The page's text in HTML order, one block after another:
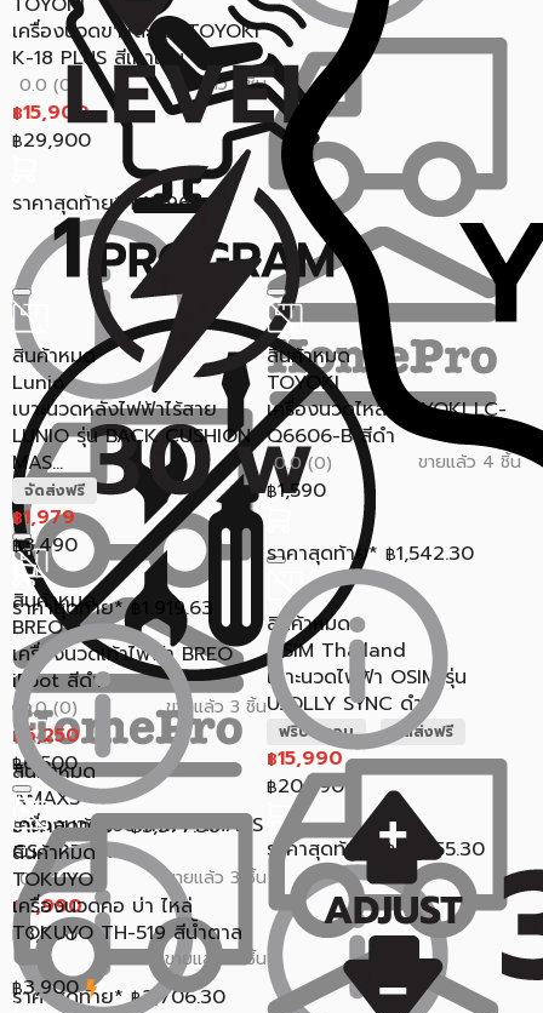
เครื่องนวดขาและเท้า TOYOKI
K-18 PLUS สีเทาเข้ม
0.0 (0) ขายแล้ว 1 ชิ้น
฿15,900
฿29,900
ราคาสุดท้าย* ฿13,968
สินค้าหมด
AMAXS
เครื่องนวดแบบพกพา AMAXS
CS-327 สีเทา
0.0 (0) ขายแล้ว 3 ชิ้น
฿2,990
฿3,990
ราคาสุดท้าย* ฿2,706.30
สินค้าหมด
BREO
เครื่องนวดเท้าไฟฟ้า BREO
iFoot สีดำ
0.0 (0) ขายแล้ว 3 ชิ้น
฿ 6,250
฿6,500
ราคาสุดท้าย* ฿5,577.50
สินค้าหมด
OSIM Thailand
เบาะนวดไฟฟ้า OSIM รุ่น
UJOLLY SYNC ดำ
ฟรีประกอบ จัดส่งฟรี
฿15,990
฿20,990
ราคาสุดท้าย* ฿ 14,055.30
สินค้าหมด
Lunio
เบาะนวดหลังไฟฟ้าไร้สาย
LUNIO รุ่น BACK CUSHION
MAS...
จัดส่งฟรี
฿1,979
฿3,490
ราคาสุดท้าย* ฿ 1,919.63
สินค้าหมด
TOYOKI
เครื่องนวดไหล่ TOYOKI LC-
Q6606-B สีดำ
0.0 (0) ขายแล้ว 4 ชิ้น
฿1,590
ราคาสุดท้าย* ฿1,542.30
สินค้าหมด
TOKUYO
เครื่องนวดคอ บ่า ไหล่
TOKUYO TH-519 สีน้ำตาล
5 (1) ขายแล้ว 6 ชิ้น
฿3,900